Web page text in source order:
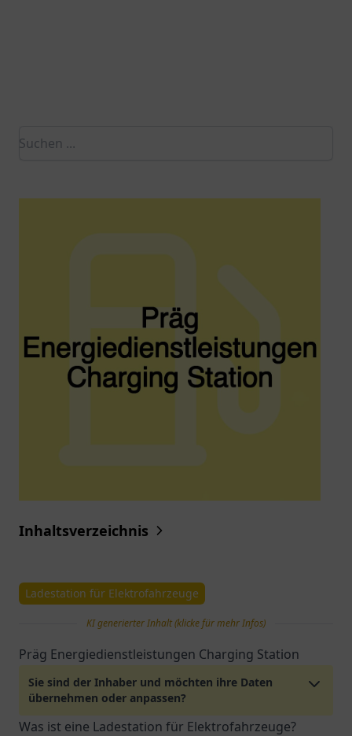
Inhaltsverzeichnis
Ladestation für Elektrofahrzeuge
KI generierter Inhalt (klicke für mehr Infos)
Präg Energiedienstleistungen Charging Station
Sie sind der Inhaber und möchten ihre Daten
übernehmen oder anpassen?
Was ist eine Ladestation für Elektrofahrzeuge?